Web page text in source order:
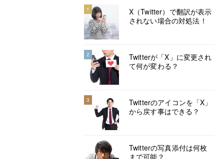
1
X（Twitter）で翻訳が表示
されない場合の対処法！
2
Twitterが「X」に変更され
て何が変わる？
3
Twitterのアイコンを「X」
から戻す事はできる？
Twitterの写真添付は何枚
まで可能？